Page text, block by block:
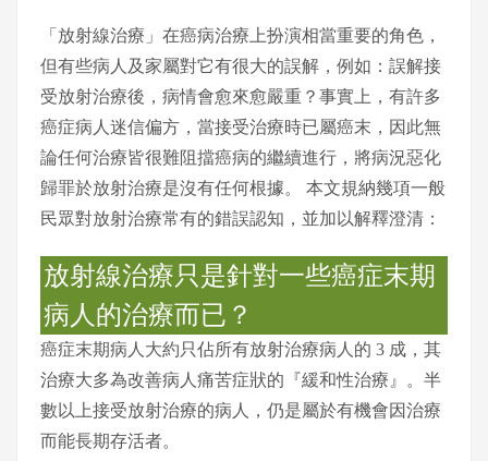
「放射線治療」在癌病治療上扮演相當重要的角色，
但有些病人及家屬對它有很大的誤解，例如：誤解接
受放射治療後，病情會愈來愈嚴重？事實上，有許多
癌症病人迷信偏方，當接受治療時已屬癌末，因此無
論任何治療皆很難阻擋癌病的繼續進行，將病況惡化
歸罪於放射治療是沒有任何根據。 本文規納幾項一般
民眾對放射治療常有的錯誤認知，並加以解釋澄清：
放射線治療只是針對一些癌症末期
病人的治療而已？
癌症末期病人大約只佔所有放射治療病人的 3 成，其
治療大多為改善病人痛苦症狀的『緩和性治療』。半
數以上接受放射治療的病人，仍是屬於有機會因治療
而能長期存活者。